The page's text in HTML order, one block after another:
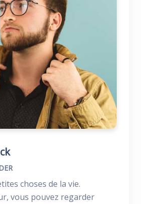
choses de la vie.
vous pouvez regarder